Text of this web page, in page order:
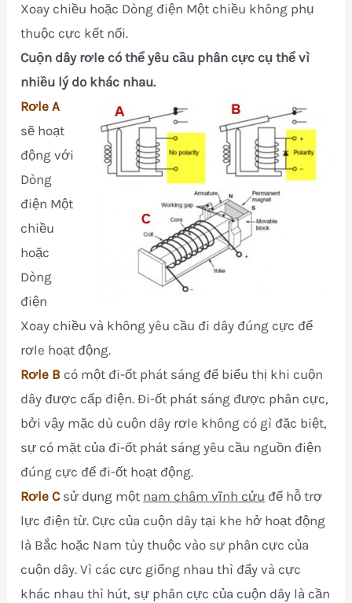
Xoay chiều hoặc Dòng điện Một chiều không phụ
thuộc cực kết nối.
Cuộn dây rơle có thể yêu cầu phân cực cụ thể vì
nhiều lý do khác nhau.
Rơle A
sẽ hoạt
động với
Dòng
điện Một
chiều
hoặc
Dòng
điện
Xoay chiều và không yêu cầu đi dây đúng cực để
rơle hoạt động.
Rơle B có một đi-ốt phát sáng để biểu thị khi cuộn
dây được cấp điện. Đi-ốt phát sáng được phân cực,
bởi vậy mặc dù cuộn dây rơle không có gì đặc biệt,
sự có mặt của đi-ốt phát sáng yêu cầu nguồn điện
đúng cực để đi-ốt hoạt động.
Rơle Csử dụng một nam châm vĩnh cửu để hỗ trợ
lực điện từ. Cực của cuộn dây tại khe hở hoạt động
là Bắc hoặc Nam tùy thuộc vào sự phân cực của
cuộn dây. Vì các cực giống nhau thì đẩy và cực
khác nhau thì hút, sự phân cực của cuộn dây là cần